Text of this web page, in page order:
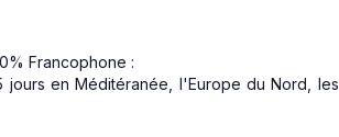
Francophone :
en Méditéranée, l'Europe du Nord, les